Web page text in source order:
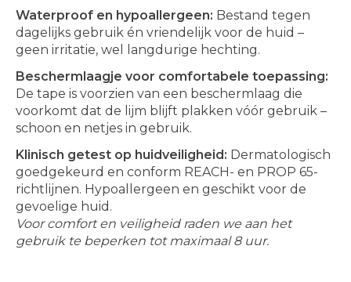
Waterproof en hypoallergeen: Bestand tegen
dagelijks gebruik én vriendelijk voor de huid –
geen irritatie, wel langdurige hechting.
Beschermlaagje voor comfortabele toepassing:
De tape is voorzien van een beschermlaag die
voorkomt dat de lijm blijft plakken vóór gebruik –
schoon en netjes in gebruik.
Klinisch getest op huidveiligheid: Dermatologisch
goedgekeurd en conform REACH- en PROP 65-
richtlijnen. Hypoallergeen en geschikt voor de
gevoelige huid.
Voor comfort en veiligheid raden we aan het
gebruik te beperken tot maximaal 8 uur.